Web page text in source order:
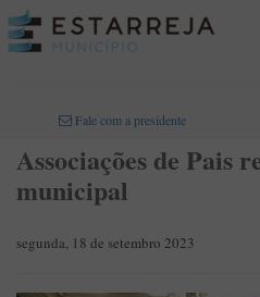
Fale com a presidente
Associações de Pais
municipal
segunda, 18 de setembro 2023